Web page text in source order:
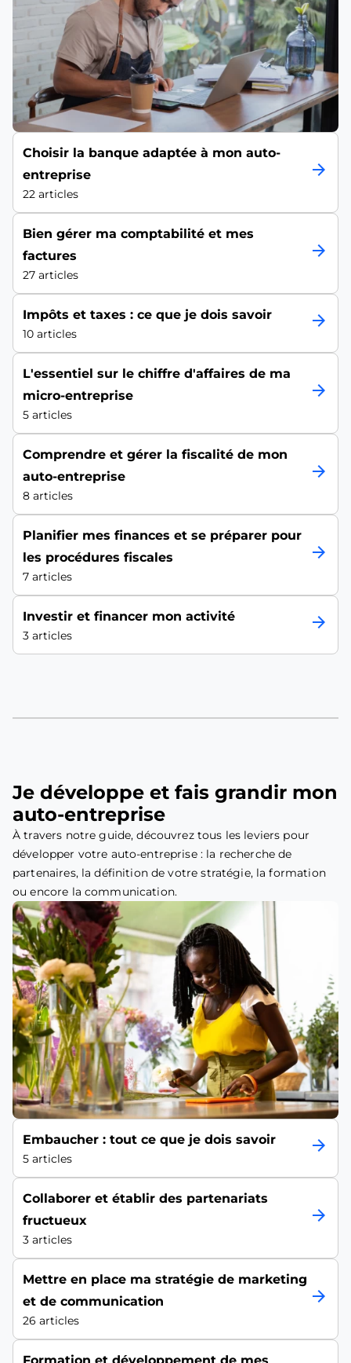
Choisir la banque adaptée à mon auto-
entreprise
22 articles
arrow_forward
Bien gérer ma comptabilité et mes
factures
27 articles
arrow_forward
Impôts et taxes : ce que je dois savoir
10 articles
arrow_forward
L'essentiel sur le chiffre d'affaires de ma
micro-entreprise
5 articles
arrow_forward
Comprendre et gérer la fiscalité de mon
auto-entreprise
8 articles
arrow_forward
Planifier mes finances et se préparer pour
les procédures fiscales
7 articles
arrow_forward
Investir et financer mon activité
3 articles
arrow_forward
Je développe et fais grandir mon
auto-entreprise
À travers notre guide, découvrez tous les leviers pour
développer votre auto-entreprise : la recherche de
partenaires, la définition de votre stratégie, la formation
ou encore la communication.
Embaucher : tout ce que je dois savoir
5 articles
arrow_forward
Collaborer et établir des partenariats
fructueux
3 articles
arrow_forward
Mettre en place ma stratégie de marketing
et de communication
26 articles
arrow_forward